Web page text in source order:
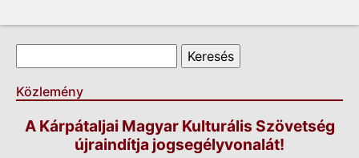
Keresés űrlap
Keresés
Közlemény
A Kárpátaljai Magyar Kulturális Szövetség
újraindítja jogsegélyvonalát!